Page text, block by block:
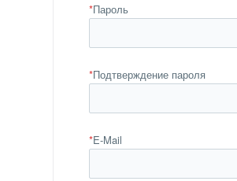
*Пароль
*Подтверждение пароля
*E-Mail